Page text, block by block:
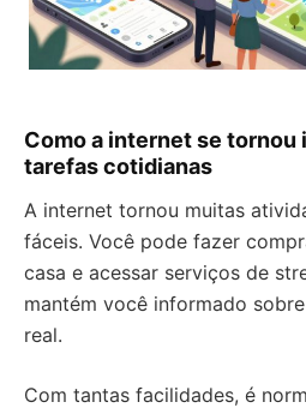
Como a internet se tornou
tarefas cotidianas
A internet tornou muitas
fáceis. Você pode fazer
casa e acessar serviços de
mantém você informado
real.
Com tantas facilidades, é